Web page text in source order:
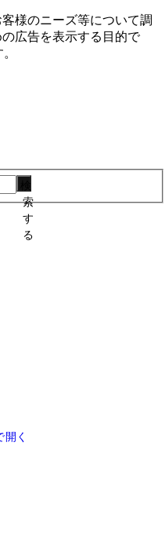
様のニーズ等について調
広告を表⽰する⽬的で
索
す
る
く